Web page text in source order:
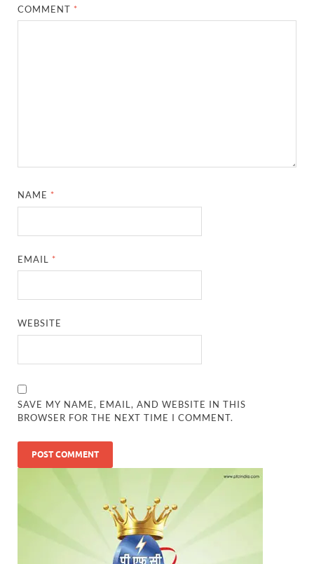
COMMENT *
NAME *
EMAIL *
WEBSITE
SAVE MY NAME, EMAIL, AND WEBSITE IN THIS
BROWSER FOR THE NEXT TIME I COMMENT.